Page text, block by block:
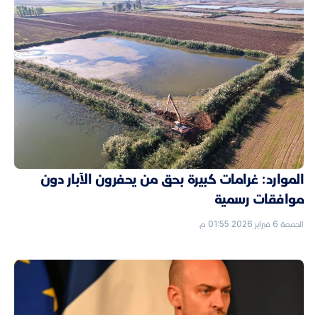
الموارد: غرامات كبيرة بحق من يحفرون الآبار دون
موافقات رسمية
الجمعة 6 فبراير 2026 01:55 م